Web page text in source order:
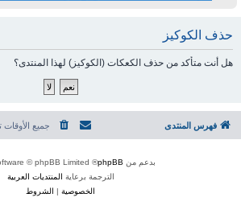
حذف الكوكيز
هل أنت متأكد من حذف الكعكات (الكوكيز) لهذا المنتدى؟
فهرس المنتدى جميع
بدعم من phpBB
® Forum Software © phpBB Limited
الترجمة برعاية المنتديات العربية
الخصوصية | الشروط